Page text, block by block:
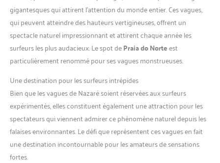
gigantesques qui attirent l’attention du monde entier. Ces vagues,
qui peuvent atteindre des hauteurs vertigineuses, offrent un
spectacle naturel impressionnant et attirent chaque année les
surfeurs les plus audacieux. Le spot dePraia do Norteest
particulièrement renommé pour ses vagues monstrueuses.
Une destination pour les surfeurs intrépides
Bien que les vagues de Nazaré soient réservées aux surfeurs
expérimentés, elles constituent également une attraction pour les
spectateurs qui viennent admirer ce phénomène naturel depuis les
falaises environnantes. Le défi que représentent ces vagues en fait
une destination incontournable pour les amateurs de sensations
fortes.